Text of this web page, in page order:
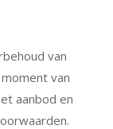
van
van
aanbod en